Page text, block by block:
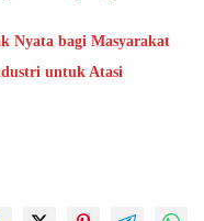
Nyata bagi Masyarakat
untuk Atasi